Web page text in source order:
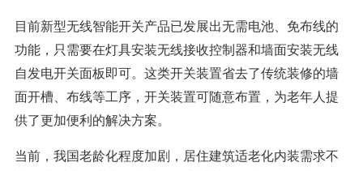
目前新型无线智能开关产品已发展出无需电池、免布线的
功能，只需要在灯具安装无线接收控制器和墙面安装无线
自发电开关面板即可。这类开关装置省去了传统装修的墙
面开槽、布线等工序，开关装置可随意布置，为老年人提
供了更加便利的解决方案。
当前，我国老龄化程度加剧，居住建筑适老化内装需求不